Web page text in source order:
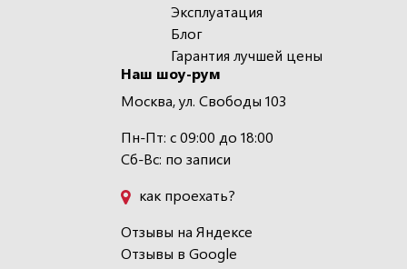
Эксплуатация
Блог
Гарантия лучшей цены
Наш шоу-рум
Москва, ул. Свободы 103
Пн-Пт: с 09:00 до 18:00
Сб-Вс: по записи
как проехать?
Отзывы на Яндексе
Отзывы в Google